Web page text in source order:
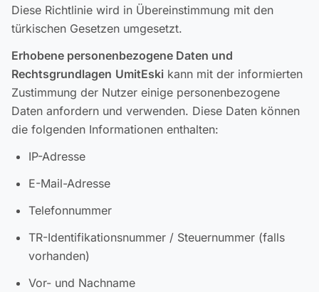
Diese Richtlinie wird in Übereinstimmung mit den
türkischen Gesetzen umgesetzt.
Erhobene personenbezogene Daten und
Rechtsgrundlagen UmitEski kann mit der informierten
Zustimmung der Nutzer einige personenbezogene
Daten anfordern und verwenden. Diese Daten können
die folgenden Informationen enthalten:
IP-Adresse
E-Mail-Adresse
Telefonnummer
TR-Identifikationsnummer / Steuernummer (falls
vorhanden)
Vor- und Nachname